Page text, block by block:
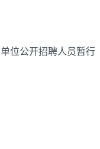
位公开招聘人员暂行